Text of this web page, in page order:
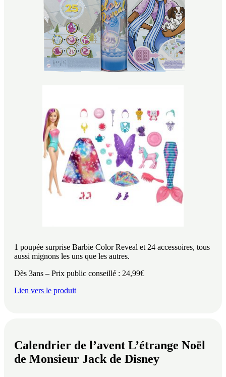
1 poupée surprise Barbie Color Reveal et 24 accessoires, tous
aussi mignons les uns que les autres.
Dès 3ans – Prix public conseillé : 24,99€
Lien vers le produit
Calendrier de l’avent L’étrange Noël
de Monsieur Jack de Disney